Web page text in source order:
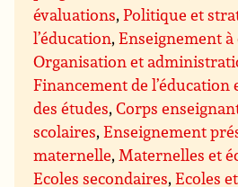
évaluations,Politique et
l’éducation,Enseignement
Organisation et
Financement de
des études,Corps
scolaires,Enseignement
maternelle,Maternelles et
Ecoles secondaires,Ecoles